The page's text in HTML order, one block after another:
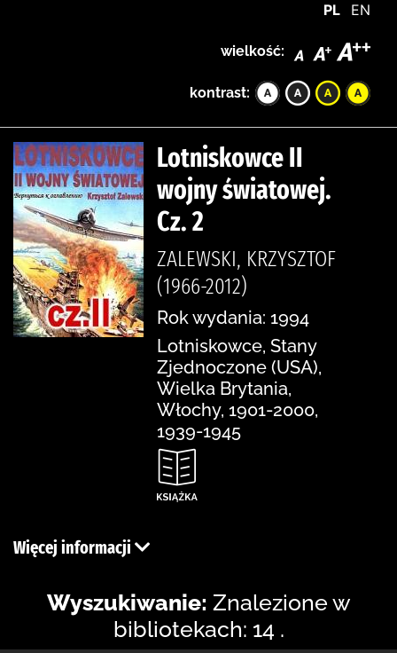
PL EN
wielkość:
kontrast:
Lotniskowce II
wojny światowej.
Cz. 2
ZALEWSKI, KRZYSZTOF
(1966-2012)
Rok wydania: 1994
Lotniskowce, Stany
Zjednoczone (USA),
Wielka Brytania,
Włochy, 1901-2000,
1939-1945
Więcej informacji
Wyszukiwanie: Znalezione w
bibliotekach: 14 .